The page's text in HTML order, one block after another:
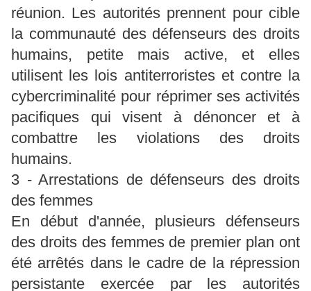
réunion. Les autorités prennent pour cible
la communauté des défenseurs des droits
humains, petite mais active, et elles
utilisent les lois antiterroristes et contre la
cybercriminalité pour réprimer ses activités
pacifiques qui visent à dénoncer et à
combattre les violations des droits
humains.
3 - Arrestations de défenseurs des droits
des femmes
En début d'année, plusieurs défenseurs
des droits des femmes de premier plan ont
été arrêtés dans le cadre de la répression
persistante exercée par les autorités